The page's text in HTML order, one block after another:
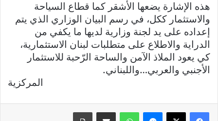
هذه الإشارة يضعها الأشقر كما قطاع السياحة
والاستثمار ككل، في رسم البيان الوزاري الذي يتم
إعداده على يد لجنة وزارية لديها ما يكفي من
الدراية والاطلاع على متطلبات لبنان الاستثمارية،
كي يعود الملاذ الآمن والساحة الرّحبة للاستثمار
الأجنبي والعربي…واللبناني.
المركزية
فيسبوك X ماسنجر واتساب مشاركة عبر البريد طباعة